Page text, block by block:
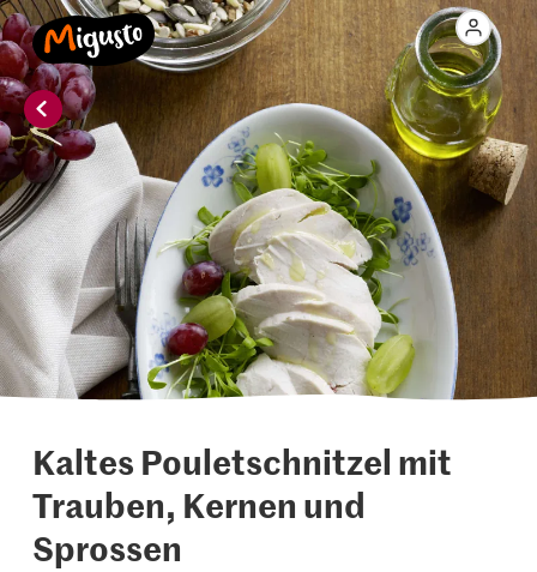
Kaltes Pouletschnitzel mit
Trauben, Kernen und
Sprossen